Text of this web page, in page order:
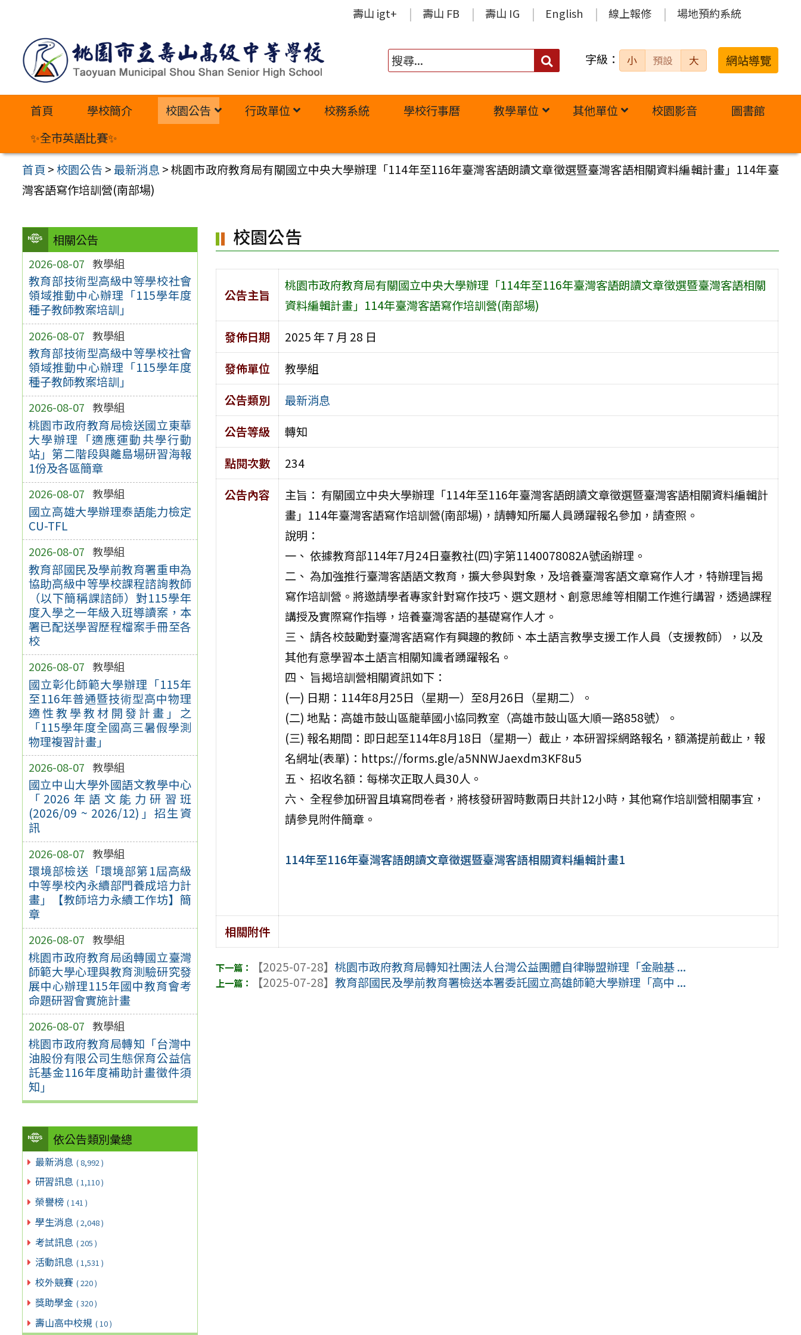
內
壽山 igt+ 壽山 FB 壽山 IG English 線上報修 場地預約系統
搜
字級： 小 預設 大 網站導覽
首頁 學校簡介 校園公告 行政單位 校務系統 學校行事曆 教學單位 其他單位 校園影音
圖書館
✨全市英語比賽✨
首頁 >校園公告 >最新消息 >桃園市政府教育局有關國立中央大學辦理「114年至116年臺灣客語朗讀文章徵選暨臺灣客語相關資料編輯計畫」114年臺
灣客語寫作培訓營(南部場)
相關公告
2026-08-07 教學組
教育部技術型高級中等學校社會
領域推動中心辦理「115學年度
種子教師教案培訓」
2026-08-07 教學組
教育部技術型高級中等學校社會
領域推動中心辦理「115學年度
種子教師教案培訓」
2026-08-07 教學組
桃園市政府教育局檢送國立東華
大學辦理「適應運動共學行動
站」第二階段與離島場研習海報
1份及各區簡章
2026-08-07 教學組
國立高雄大學辦理泰語能力檢定
CU-TFL
2026-08-07 教學組
教育部國民及學前教育署重申為
協助高級中等學校課程諮詢教師
（以下簡稱課諮師）對115學年
度入學之一年級入班導讀案，本
署已配送學習歷程檔案手冊至各
校
2026-08-07 教學組
國立彰化師範大學辦理「115年
至116年普通暨技術型高中物理
適性教學教材開發計畫」之
「115學年度全國高三暑假學測
物理複習計畫」
2026-08-07 教學組
國立中山大學外國語文教學中心
「2026年語文能力研習班
(2026/09 ~ 2026/12)」招生資
訊
2026-08-07 教學組
環境部檢送「環境部第1屆高級
中等學校內永續部門養成培力計
畫」【教師培力永續工作坊】簡
章
2026-08-07 教學組
桃園市政府教育局函轉國立臺灣
師範大學心理與教育測驗研究發
展中心辦理115年國中教育會考
命題研習會實施計畫
2026-08-07 教學組
桃園市政府教育局轉知「台灣中
油股份有限公司生態保育公益信
託基金116年度補助計畫徵件須
知」
依公告類別彙總
最新消息 ( 8,992 )
研習訊息 ( 1,110 )
榮譽榜 ( 141 )
學生消息 ( 2,048 )
考試訊息 ( 205 )
活動訊息 ( 1,531 )
校外競賽 ( 220 )
獎助學金 ( 320 )
壽山高中校規 ( 10 )
校園公告
公告主旨
桃園市政府教育局有關國立中央大學辦理「114年至116年臺灣客語朗讀文章徵選暨臺灣客語相關
資料編輯計畫」114年臺灣客語寫作培訓營(南部場)
發佈日期
2025 年 7 月 28 日
發佈單位
教學組
公告類別
最新消息
公告等級
轉知
點閱次數
234
公告內容
主旨： 有關國立中央大學辦理「114年至116年臺灣客語朗讀文章徵選暨臺灣客語相關資料編輯計
畫」114年臺灣客語寫作培訓營(南部場)，請轉知所屬人員踴躍報名參加，請查照。
說明：
一、 依據教育部114年7月24日臺教社(四)字第1140078082A號函辦理。
二、 為加強推行臺灣客語語文教育，擴大參與對象，及培養臺灣客語文章寫作人才，特辦理旨揭
寫作培訓營。將邀請學者專家針對寫作技巧、選文題材、創意思維等相關工作進行講習，透過課程
講授及實際寫作指導，培養臺灣客語的基礎寫作人才。
三、 請各校鼓勵對臺灣客語寫作有興趣的教師、本土語言教學支援工作人員（支援教師），以及
其他有意學習本土語言相關知識者踴躍報名。
四、 旨揭培訓營相關資訊如下：
(一) 日期：114年8月25日（星期一）至8月26日（星期二）。
(二) 地點：高雄市鼓山區龍華國小協同教室（高雄市鼓山區大順一路858號）。
(三) 報名期間：即日起至114年8月18日（星期一）截止，本研習採網路報名，額滿提前截止，報
名網址(表單)：https://forms.gle/a5NNWJaexdm3KF8u5
五、 招收名額：每梯次正取人員30人。
六、 全程參加研習且填寫問卷者，將核發研習時數兩日共計12小時，其他寫作培訓營相關事宜，
請參見附件簡章。
114年至116年臺灣客語朗讀文章徵選暨臺灣客語相關資料編輯計畫1
相關附件
【2025-07-28】桃園市政府教育局轉知社團法人台灣公益團體自律聯盟辦理「金融基 ...
【2025-07-28】教育部國民及學前教育署檢送本署委託國立高雄師範大學辦理「高中 ...